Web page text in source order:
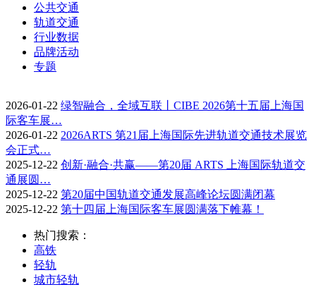
公共交通
轨道交通
行业数据
品牌活动
专题
2026-01-22 绿智融合，全域互联丨CIBE 2026第十五届上海国
际客车展…
2026-01-22 2026ARTS 第21届上海国际先进轨道交通技术展览
会正式…
2025-12-22 创新·融合·共赢——第20届 ARTS 上海国际轨道交
通展圆…
2025-12-22 第20届中国轨道交通发展高峰论坛圆满闭幕
2025-12-22 第十四届上海国际客车展圆满落下帷幕！
热门搜索：
高铁
轻轨
城市轻轨